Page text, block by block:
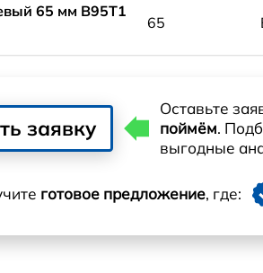
65 мм В95Т1
65
заявку
Оставьте
поймём.
выгодные
готовое предложение, где: